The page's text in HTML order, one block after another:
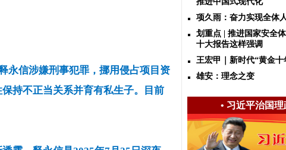
永信涉嫌刑事犯罪，挪用侵占项目资
持不正当关系并育有私生子。目前
项久雨：奋力实现全体
划重点 | 推进国家安全
十大报告这样强调
王宏甲｜新时代“黄金
雄安：理念之变
• 习近平治国